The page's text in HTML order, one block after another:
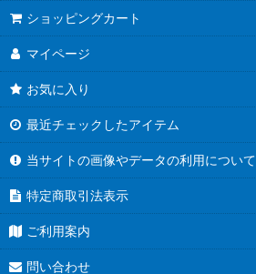
ショッピングカート
マイページ
お気に入り
最近チェックしたアイテム
当サイトの画像やデータの利用について
特定商取引法表示
ご利用案内
問い合わせ